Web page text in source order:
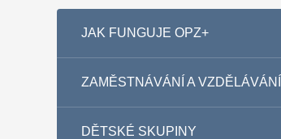
JAK FUNGUJE OPZ+
ZAMĚSTNÁVÁNÍ A VZDĚLÁVÁNÍ
DĚTSKÉ SKUPINY